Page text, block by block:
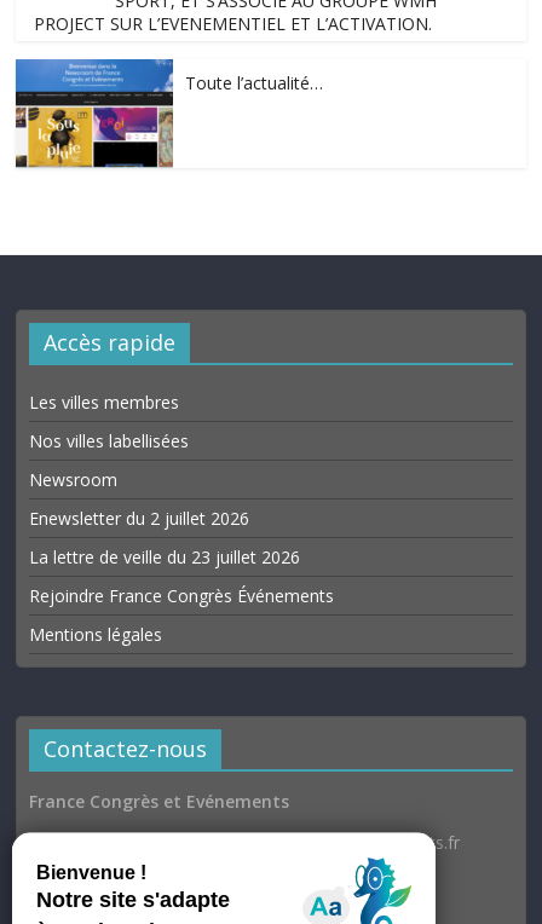
PROJECT SUR L’EVENEMENTIEL ET L’ACTIVATION.
Toute l’actualité…
Accès rapide
Les villes membres
Nos villes labellisées
Newsroom
Enewsletter du 2 juillet 2026
La lettre de veille du 23 juillet 2026
Rejoindre France Congrès Événements
Mentions légales
Contactez-nous
France Congrès et Evénements
Email : communication@france-congres-evenements.fr
Heures d’ouverture
Du lundi au jeudi : 9h30–17h